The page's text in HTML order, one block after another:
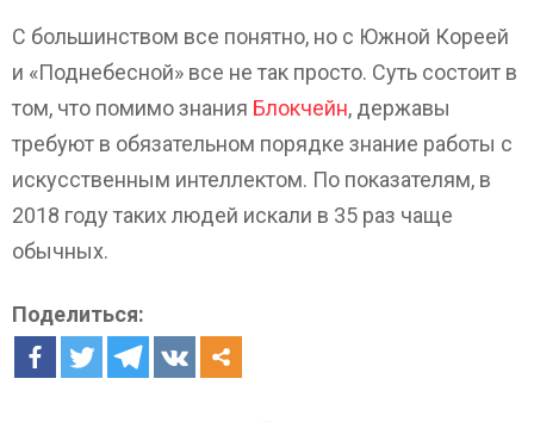
С большинством все понятно, но с Южной Кореей
и «Поднебесной» все не так просто. Суть состоит в
том, что помимо знания Блокчейн, державы
требуют в обязательном порядке знание работы с
искусственным интеллектом. По показателям, в
2018 году таких людей искали в 35 раз чаще
обычных.
Поделиться: